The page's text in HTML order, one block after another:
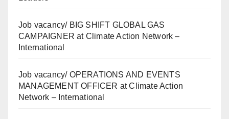
Job vacancy/ BIG SHIFT GLOBAL GAS
CAMPAIGNER at Climate Action Network –
International
Job vacancy/ OPERATIONS AND EVENTS
MANAGEMENT OFFICER at Climate Action
Network – International